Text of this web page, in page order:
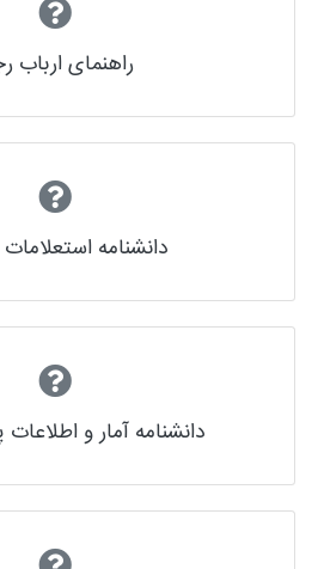
راهنمای ارباب
دانشنامه
دانشنامه آمار و اطلاعات